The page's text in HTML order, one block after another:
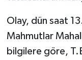
Olay, dün saat
Mahmutlar
bilgilere göre,